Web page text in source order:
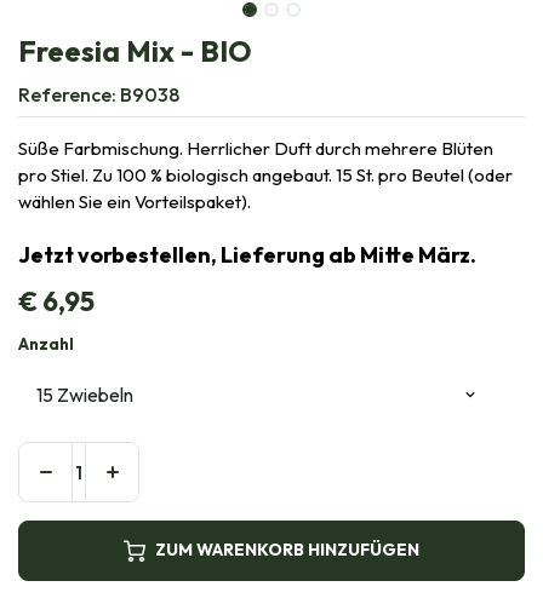
Freesia Mix - BIO
Reference: B9038
Süße Farbmischung. Herrlicher Duft durch mehrere Blüten
pro Stiel. Zu 100 % biologisch angebaut. 15 St. pro Beutel (oder
wählen Sie ein Vorteilspaket).
Jetzt vorbestellen, Lieferung ab Mitte März.
€6,95
Anzahl
ZUM WARENKORB HINZUFÜGEN